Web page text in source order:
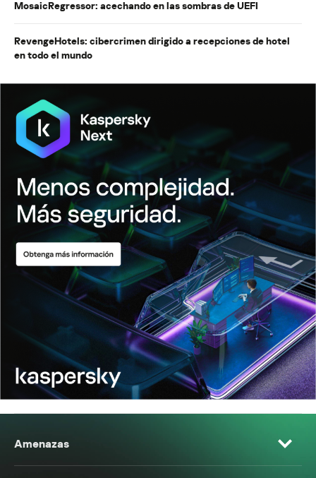
MosaicRegressor: acechando en las sombras de UEFI
RevengeHotels: cibercrimen dirigido a recepciones de hotel
en todo el mundo
Amenazas